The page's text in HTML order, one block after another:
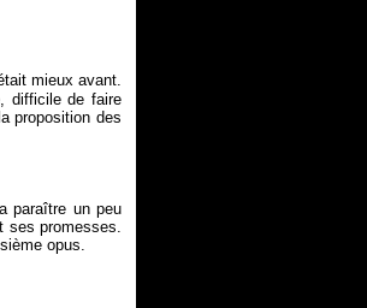
mieux avant.
difficile de faire
proposition des
paraître un peu
ses promesses.
opus.